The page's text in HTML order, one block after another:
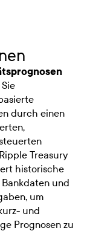
durch einen
Treasury
historische
und
um
und
Prognosen zu